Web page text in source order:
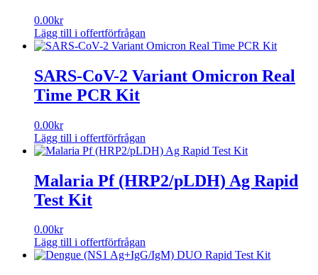
0.00kr
Lägg till i offertförfrågan
SARS-CoV-2 Variant Omicron Real
Time PCR Kit
0.00kr
Lägg till i offertförfrågan
Malaria Pf (HRP2/pLDH) Ag Rapid
Test Kit
0.00kr
Lägg till i offertförfrågan